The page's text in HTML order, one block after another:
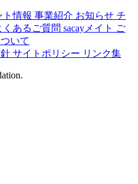
ト情報 事業紹介 お知らせ チ
くあるご質問 sacayメイト ご
いて
サイトポリシー リンク集